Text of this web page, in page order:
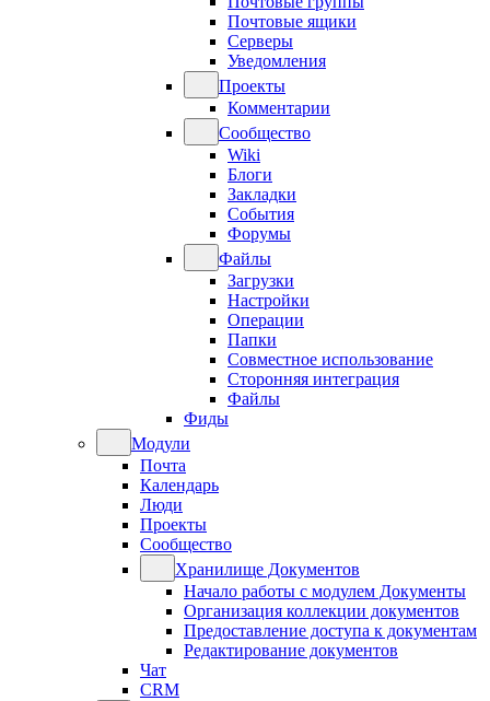
Почтовые ящики
Серверы
Уведомления
Проекты
Комментарии
Сообщество
Wiki
Блоги
Закладки
События
Форумы
Файлы
Загрузки
Настройки
Операции
Папки
Совместное использование
Сторонняя интеграция
Файлы
Фиды
Модули
Почта
Календарь
Люди
Проекты
Сообщество
Хранилище Документов
Начало работы с модулем Документы
Организация коллекции документов
Предоставление доступа к документам
Редактирование документов
Чат
CRM